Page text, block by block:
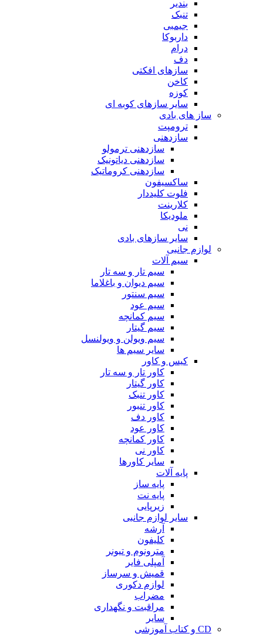
بندیر
تنبک
جیمبی
داربوکا
درام
دف
سازهای افکتی
کاخن
کوزه
سایر سازهای کوبه ای
ساز های بادی
ترومپت
سازدهنی
سازدهنی ترمولو
سازدهنی دیاتونیک
سازدهنی کروماتیک
ساکسیفون
فلوت کلیددار
کلارینت
ملودیکا
نی
سایر سازهای بادی
لوازم جانبی
سیم آلات
سیم تار و سه تار
سیم دیوان و باغلاما
سیم سنتور
سیم عود
سیم کمانچه
سیم گیتار
سیم ویولن و ویولنسل
سایر سیم ها
کیس و کاور
کاور تار و سه تار
کاور گیتار
کاور تنبک
کاور تنبور
کاور دف
کاور عود
کاور کمانچه
کاور نی
سایر کاورها
پایه آلات
پایه ساز
پایه نت
زیرپایی
سایر لوازم جانبی
آرشه
کلیفون
مترونوم و تیونر
آمپلی فایر
قمیش و سرساز
لوازم دکوری
مضراب
مراقبت و نگهداری
سایر
CD و کتاب آموزشی